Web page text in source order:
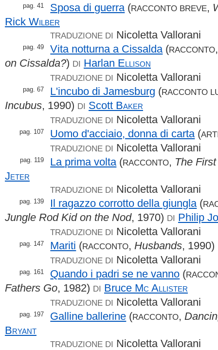
pag. 41 Sposa di guerra (RACCONTO BREVE,
Rick Wilber
TRADUZIONE DI Nicoletta Vallorani
pag. 49 Vita notturna a Cissalda (RACCONTO
on Cissalda?) DI Harlan Ellison
TRADUZIONE DI Nicoletta Vallorani
pag. 67 L'incubo di Jamesburg (RACCONTO
Incubus, 1990) DI Scott Baker
TRADUZIONE DI Nicoletta Vallorani
pag. 107 Uomo d'acciaio, donna di carta (
TRADUZIONE DI Nicoletta Vallorani
pag. 119 La prima volta (RACCONTO, The
Jeter
TRADUZIONE DI Nicoletta Vallorani
pag. 139 Il ragazzo corrotto della giungla (
Jungle Rod Kid on the Nod, 1970) DI Philip
TRADUZIONE DI Nicoletta Vallorani
pag. 147 Mariti (RACCONTO, Husbands, 1990)
TRADUZIONE DI Nicoletta Vallorani
pag. 161 Quando i padri se ne vanno (
Fathers Go, 1982) DI Bruce Mc Allister
TRADUZIONE DI Nicoletta Vallorani
pag. 197 Galline ballerine (RACCONTO,
Bryant
TRADUZIONE DI Nicoletta Vallorani